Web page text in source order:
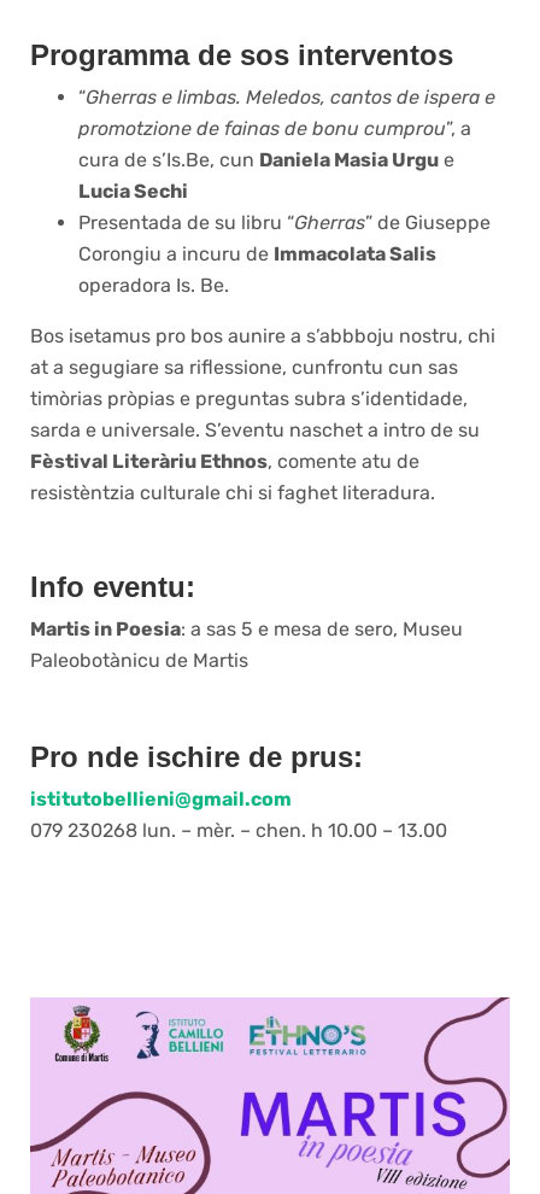
Programma de sos interventos
“Gherras e limbas. Meledos, cantos de ispera e
promotzione de fainas de bonu cumprou”, a
cura de s’Is.Be, cun Daniela Masia Urgu e
Lucia Sechi
Presentada de su libru “Gherras” de Giuseppe
Corongiu a incuru de Immacolata Salis
operadora Is. Be.
Bos isetamus pro bos aunire a s’abbboju nostru, chi
at a segugiare sa riflessione, cunfrontu cun sas
timòrias pròpias e preguntas subra s’identidade,
sarda e universale. S’eventu naschet a intro de su
Fèstival Literàriu Ethnos, comente atu de
resistèntzia culturale chi si faghet literadura.
Info eventu:
Martis in Poesia: a sas 5 e mesa de sero, Museu
Paleobotànicu de Martis
Pro nde ischire de prus:
istitutobellieni@gmail.com
079 230268 lun. – mèr. – chen. h 10.00 – 13.00